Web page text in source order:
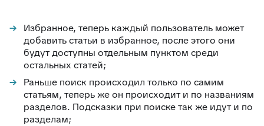
Избранное, теперь каждый пользователь может
добавить статьи в избранное, после этого они
будут доступны отдельным пунктом среди
остальных статей;
Раньше поиск происходил только по самим
статьям, теперь же он происходит и по названиям
разделов. Подсказки при поиске так же идут и по
разделам;